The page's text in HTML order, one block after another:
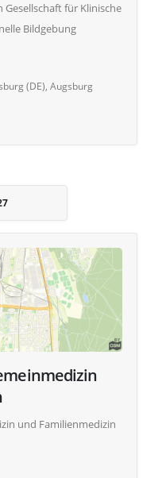
Gesellschaft für Klinische
Bildgebung
(DE), Augsburg
und Familienmedizin